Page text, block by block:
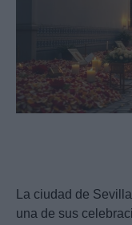
La ciudad de
una de sus